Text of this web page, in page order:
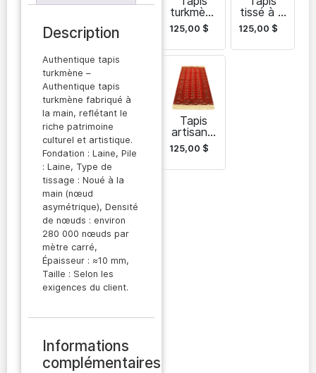
Description
Authentique tapis
turkmène –
Authentique tapis
turkmène fabriqué à
la main, reflétant le
riche patrimoine
culturel et artistique.
Fondation : Laine, Pile
: Laine, Type de
tissage : Noué à la
main (nœud
asymétrique), Densité
de nœuds : environ
280 000 nœuds par
mètre carré,
Épaisseur : ≈10 mm,
Taille : Selon les
exigences du client.
Informations
complémentaires
turkmène
de
qualité
supérieur
e
125,00 $
tissé à la
main au
Turkméni
stan
125,00 $
Tapis
artisanal
turkmène
125,00 $